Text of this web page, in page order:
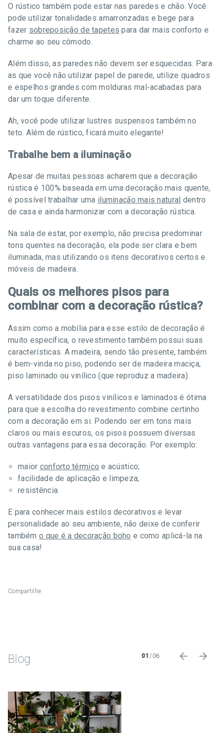
O rústico também pode estar nas paredes e chão. Você
pode utilizar tonalidades amarronzadas e bege para
fazer sobreposição de tapetes para dar mais conforto e
charme ao seu cômodo.
Além disso, as paredes não devem ser esquecidas. Para
as que você não utilizar papel de parede, utilize quadros
e espelhos grandes com molduras mal-acabadas para
dar um toque diferente.
Ah, você pode utilizar lustres suspensos também no
teto. Além de rústico, ficará muito elegante!
Trabalhe bem a iluminação
Apesar de muitas pessoas acharem que a decoração
rústica é 100% baseada em uma decoração mais quente,
é possível trabalhar uma iluminação mais natural dentro
de casa e ainda harmonizar com a decoração rústica.
Na sala de estar, por exemplo, não precisa predominar
tons quentes na decoração, ela pode ser clara e bem
iluminada, mas utilizando os itens decorativos certos e
móveis de madeira.
Quais os melhores pisos para
combinar com a decoração rústica?
Assim como a mobília para esse estilo de decoração é
muito específica, o revestimento também possui suas
características. A madeira, sendo tão presente, também
é bem-vinda no piso, podendo ser de madeira maciça,
piso laminado ou vinílico (que reproduz a madeira).
A versatilidade dos pisos vinílicos e laminados é ótima
para que a escolha do revestimento combine certinho
com a decoração em si. Podendo ser em tons mais
claros ou mais escuros, os pisos possuem diversas
outras vantagens para essa decoração. Por exemplo:
maior conforto térmico e acústico;
facilidade de aplicação e limpeza;
resistência.
E para conhecer mais estilos decorativos e levar
personalidade ao seu ambiente, não deixe de conferir
também o que é a decoração boho e como aplicá-la na
sua casa!
Compartilhe
Blog 01 /06